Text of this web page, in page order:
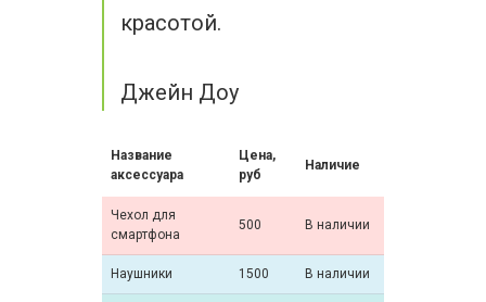
красотой.
Джейн Доу
Название
аксессуара
Цена,
руб
Наличие
Чехол для
смартфона
500 В наличии
Наушники 1500 В наличии